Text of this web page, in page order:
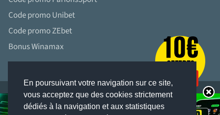
En poursuivant votre navigation sur ce site,
vous acceptez que des cookies strictement
dédiés à la navigation et aux statistiques
Code promo Unibet
Code promo ZEbet
Bonus Winamax